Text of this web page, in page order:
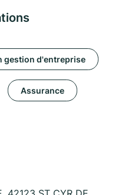
gestion d'entreprise
Assurance